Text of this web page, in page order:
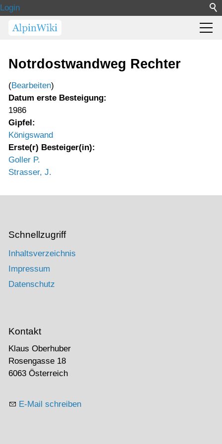
Login
Notrdostwandweg Rechter
(Bearbeiten)
Datum erste Besteigung:
1986
Gipfel:
Königswand
Erste(r) Besteiger(in):
Goller P.
Strasser, J.
Schnellzugriff
Inhaltsverzeichnis
Impressum
Datenschutz
Kontakt
Klaus Oberhuber
Rosengasse 18
6063 Österreich
E-Mail schreiben